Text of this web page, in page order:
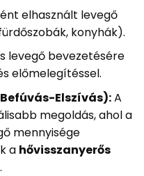
elhasznált levegő
konyhák).
levegő bevezetésére
előmelegítéssel.
Elszívás):A
megoldás, ahol a
mennyisége
a hővisszanyerős